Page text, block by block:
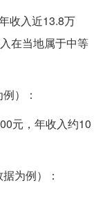
收入近13.8万
在当地属于中等
）：
元，年收入约10
为例）：